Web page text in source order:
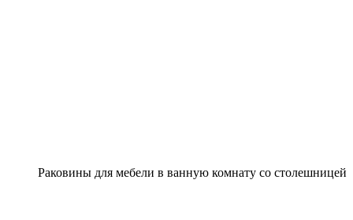
Раковины для мебели в ванную комнату со столешницей